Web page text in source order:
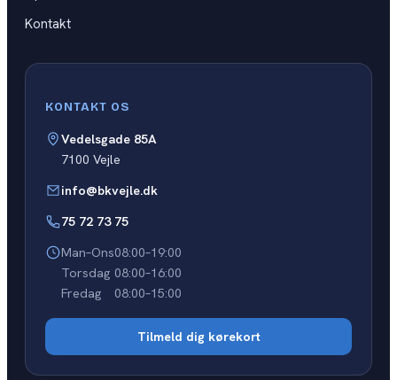
Kontakt
KONTAKT OS
Vedelsgade 85A
7100 Vejle
info@bkvejle.dk
75 72 73 75
Man–Ons08:00–19:00
Torsdag 08:00–16:00
Fredag
08:00–15:00
Tilmeld dig kørekort